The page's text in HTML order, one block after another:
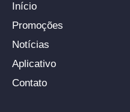
Início
Promoções
Notícias
Aplicativo
Contato